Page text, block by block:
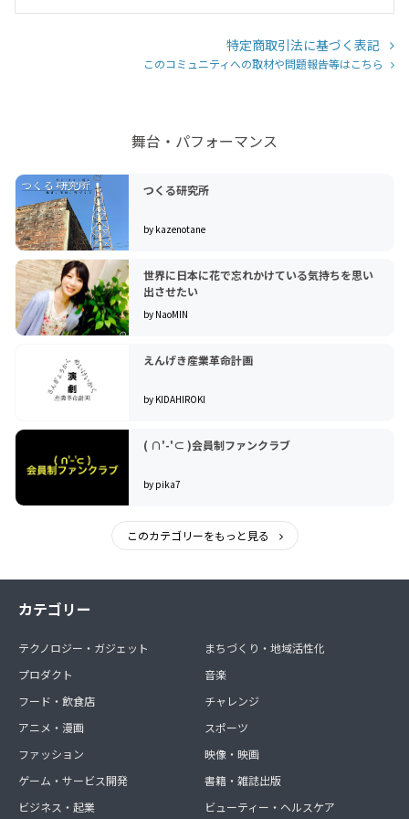
特定商取引法に基づく表記
このコミュニティへの取材や問題報告等はこちら
舞台・パフォーマンス
つくる研究所
by kazenotane
世界に日本に花で忘れかけている気持ちを思い
出させたい
by NaoMIN
えんげき産業革命計画
by KIDAHIROKI
( ∩'-'⊂ )会員制ファンクラブ
by pika7
このカテゴリーをもっと見る
カテゴリー
テクノロジー・ガジェット
プロダクト
フード・飲食店
アニメ・漫画
ファッション
ゲーム・サービス開発
ビジネス・起業
まちづくり・地域活性化
音楽
チャレンジ
スポーツ
映像・映画
書籍・雑誌出版
ビューティー・ヘルスケア